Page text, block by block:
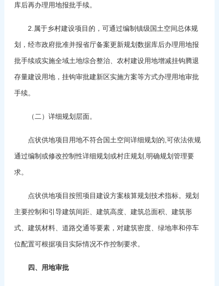
库后再办理用地报批手续。
2.属于乡村建设项目的，可通过编制镇级国土空间总体规
划，经市政府批准并报省厅备案更新规划数据库后办理用地报
批手续或实施全域土地综合整治、农村建设用地增减挂钩腾退
存量建设用地，挂钩审批建新区实施方案等方式办理用地审批
手续。
（二）详细规划层面。
点状供地项目用地不符合国土空间详细规划的,可依法依规
通过编制或修改控制性详细规划或村庄规划,明确规划管理要
求。
点状供地项目按照项目建设方案核算规划技术指标。规划
主要控制和引导建筑间距、建筑高度、建筑总面积、建筑形
式、建筑材料、道路交通等要素，对建筑密度、绿地率和停车
位配置可根据项目实际情况不作控制要求。
四、用地审批